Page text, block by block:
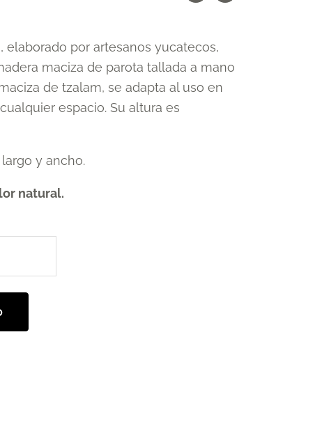
elaborado por artesanos yucatecos,
maciza de parota tallada a mano
de tzalam, se adapta al uso en
espacio. Su altura es
y ancho.
natural.